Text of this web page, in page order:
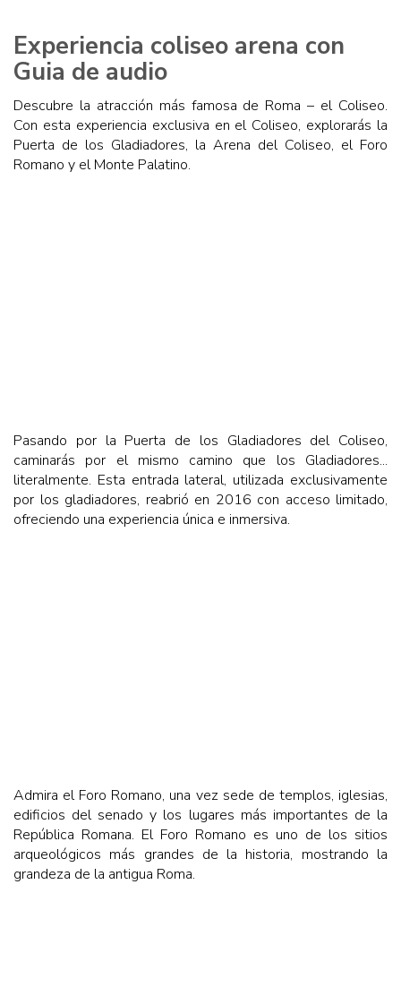
Experiencia coliseo arena con
Guia de audio
Descubre la atracción más famosa de Roma – el Coliseo.
Con esta experiencia exclusiva en el Coliseo, explorarás la
Puerta de los Gladiadores, la Arena del Coliseo, el Foro
Romano y el Monte Palatino.
Pasando por la Puerta de los Gladiadores del Coliseo,
caminarás por el mismo camino que los Gladiadores...
literalmente. Esta entrada lateral, utilizada exclusivamente
por los gladiadores, reabrió en 2016 con acceso limitado,
ofreciendo una experiencia única e inmersiva.
Admira el Foro Romano, una vez sede de templos, iglesias,
edificios del senado y los lugares más importantes de la
República Romana. El Foro Romano es uno de los sitios
arqueológicos más grandes de la historia, mostrando la
grandeza de la antigua Roma.